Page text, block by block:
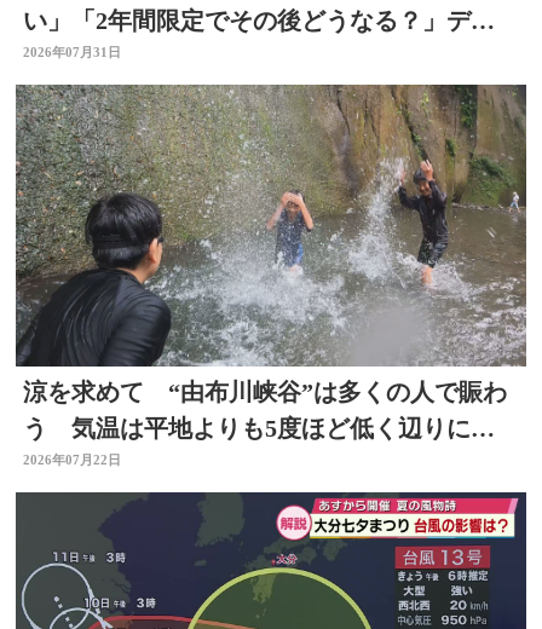
い」「2年間限定でその後どうなる？」デパ
ートの反応は 大分
2026年07月31日
涼を求めて “由布川峡谷”は多くの人で賑わ
う 気温は平地よりも5度ほど低く辺りには
涼しい風も 大分
2026年07月22日